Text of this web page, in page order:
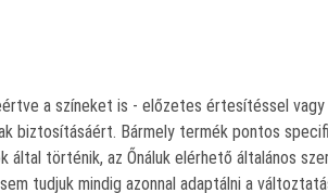
a színeket is - előzetes értesítéssel
biztosításáért. Bármely termék pontos
történik, az Őnáluk elérhető általános
tudjuk mindig azonnal adaptálni a